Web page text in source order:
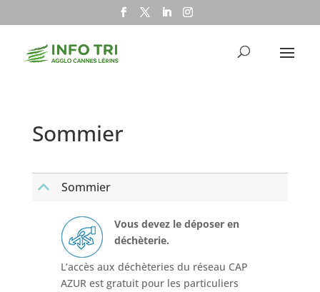
Sommier
B Sommier
Vous devez le déposer en
déchèterie.
L’accès aux déchèteries du réseau CAP
AZUR est gratuit pour les particuliers